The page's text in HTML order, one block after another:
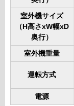
室外機サイズ
（H高さxW幅xD
奥行）
室外機重量
運転方式
電源